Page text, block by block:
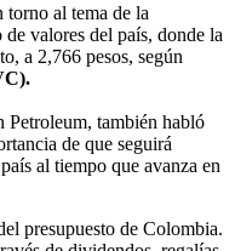
torno al tema de la
valores del país, donde la
a 2,766 pesos, según
Petroleum, también habló
de que seguirá
al tiempo que avanza en
presupuesto de Colombia.